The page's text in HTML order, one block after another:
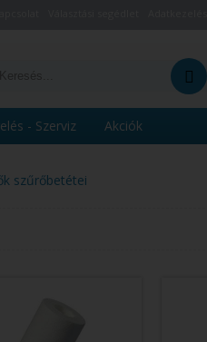
- Szerviz Akciók
szűrőbetétei